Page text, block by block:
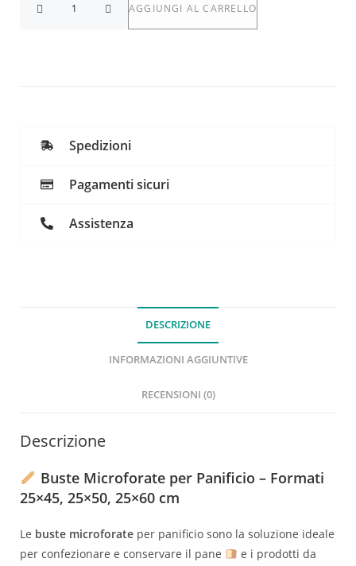
AGGIUNGI AL CARRELLO
Spedizioni
Pagamenti sicuri
Assistenza
DESCRIZIONE
INFORMAZIONI AGGIUNTIVE
RECENSIONI (0)
Descrizione
Buste Microforate per Panificio – Formati
25×45, 25×50, 25×60 cm
Le buste microforate per panificio sono la soluzione ideale
per confezionare e conservare il pane
e i prodotti da